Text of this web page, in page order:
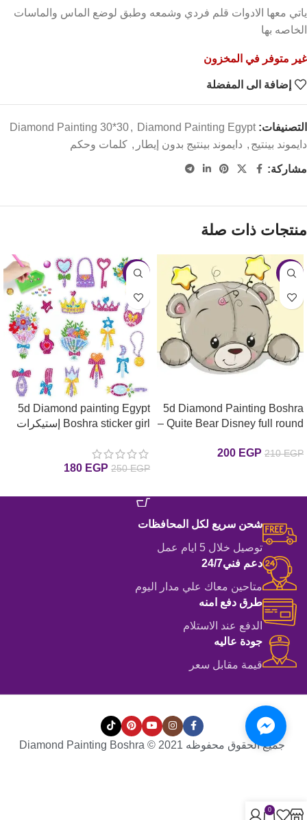
ياتي معها الادوات قلم فردي وشمعه وطبق لوضع الماس والماسات
الخاصه بها
غير متوفر في المخزون
إضافة الى المفضلة
التصنيفات: Diamond Painting 30*30, Diamond Painting Egypt
دايموند بينتيج , دايموند بينتيج بدون إيطار , كلمات وحكم
مشاركة:
منتجات ذات صلة
-5%
5d Diamond Painting Boshra
– Quite Bear Disney full round
رسم بالماس
210EGP
200 EGP
-28%
5d Diamond painting Egypt
Boshra sticker girl إستيكرات
250EGP
180 EGP
شحن سريع لكل المحافظات
توصيل خلال 5 ايام عمل
دعم فني24/7
متاحين معاك علي مدار اليوم
طرق دفع امنه
الدفع عند الاستلام
جودة عاليه
قيمة مقابل سعر
جميع الحقوق محفوظه Diamond Painting Boshra © 2021
0